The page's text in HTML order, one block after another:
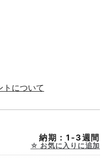
トについて
納期：1-3週間
お気に入りに追加